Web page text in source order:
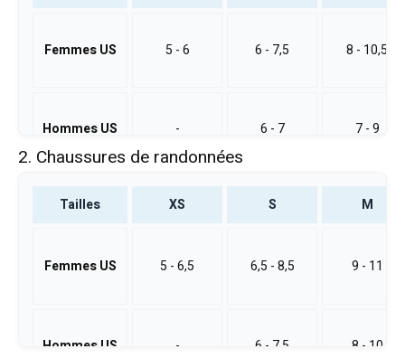
Femmes US 5 - 6 6 - 7,5 8 - 10,5
Hommes US - 6 - 7 7 - 9
2. Chaussures de randonnées
Tailles XS S M
Femmes US 5 - 6,5 6,5 - 8,5 9 - 11
Hommes US - 6 - 7,5 8 - 10